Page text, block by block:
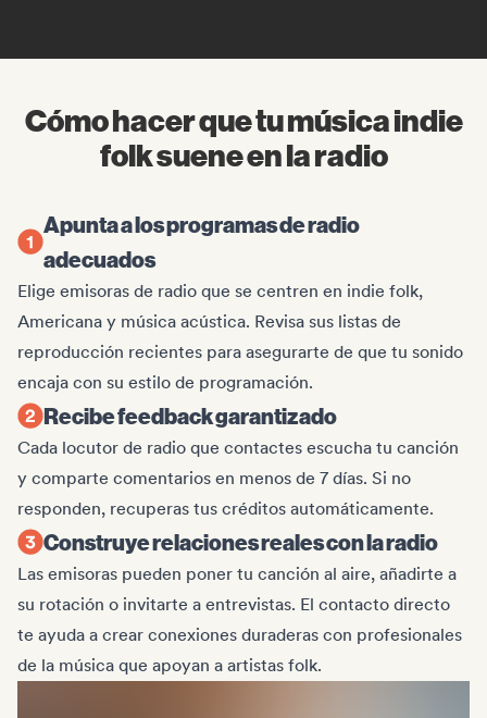
Cómo hacer que tu música indie
folk suene en la radio
Apunta a los programas de radio
adecuados
Elige emisoras de radio que se centren en indie folk,
Americana y música acústica. Revisa sus listas de
reproducción recientes para asegurarte de que tu sonido
encaja con su estilo de programación.
Recibe feedback garantizado
Cada locutor de radio que contactes escucha tu canción
y comparte comentarios en menos de 7 días. Si no
responden, recuperas tus créditos automáticamente.
Construye relaciones reales con la radio
Las emisoras pueden poner tu canción al aire, añadirte a
su rotación o invitarte a entrevistas. El contacto directo
te ayuda a crear conexiones duraderas con profesionales
de la música que apoyan a artistas folk.